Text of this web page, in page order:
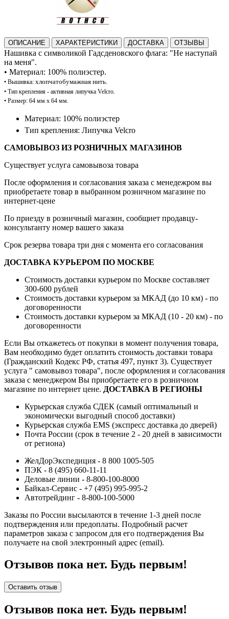
ОПИСАНИЕ ХАРАКТЕРИСТИКИ ДОСТАВКА ОТЗЫВЫ
Нашивка с символикой Гадсденовского флага: "Не наступай
на меня".
• Материал: 100% полиэстер.
• Вышивка: хлопчатобумажная нить.
• Тип крепления - активная липучка Velcro.
• Размер: 64 мм x 64 мм.
Материал: 100% полиэстер
Тип крепления: Липучка Velcro
САМОВЫВОЗ ИЗ РОЗНИЧНЫХ МАГАЗИНОВ
Существует услуга самовывоза товара
После оформления и согласования заказа с менедежром вы
приобретаете товар в выбранном розничном магазине по
интернет-цене
По приезду в розничный магазин, сообщиет продавцу-
консультанту номер вашего заказа
Срок резерва товара три дня с момента его согласования
ДОСТАВКА КУРЬЕРОМ ПО МОСКВЕ
Стоимость доставки курьером по Москве составляет
300-600 рублей
Стоимость доставки курьером за МКАД (до 10 км) - по
договоренности
Стоимость доставки курьером за МКАД (10 - 20 км) - по
договоренности
Если Вы откажетесь от покупки в момент получения товара,
Вам необходимо будет оплатить стоимость доставки товара
(Гражданский Кодекс РФ, статья 497, пункт 3). Существует
услуга " самовывоз товара", после оформления и согласования
заказа с менеджером Вы приобретаете его в розничном
магазине по интернет цене. ДОСТАВКА В РЕГИОНЫ
Курьерская служба СДЕК (самый оптимальный и
экономически выгодный способ доставки)
Курьерская служба EMS (экспресс доставка до дверей)
Почта России (срок в течение 2 - 20 дней в зависимости
от региона)
ЖелДорЭкспедиция - 8 800 1005-505
ПЭК - 8 (495) 660-11-11
Деловые линии - 8-800-100-8000
Байкал-Сервис - +7 (495) 995-995-2
Автотрейдинг - 8-800-100-5000
Заказы по России высылаются в течение 1-3 дней после
подтверждения или предоплаты. Подробный расчет
параметров заказа с запросом для его подтверждения Вы
получаете на свой электронный адрес (email).
Отзывов пока нет. Будь первым!
Оставить отзыв
Отзывов пока нет. Будь первым!